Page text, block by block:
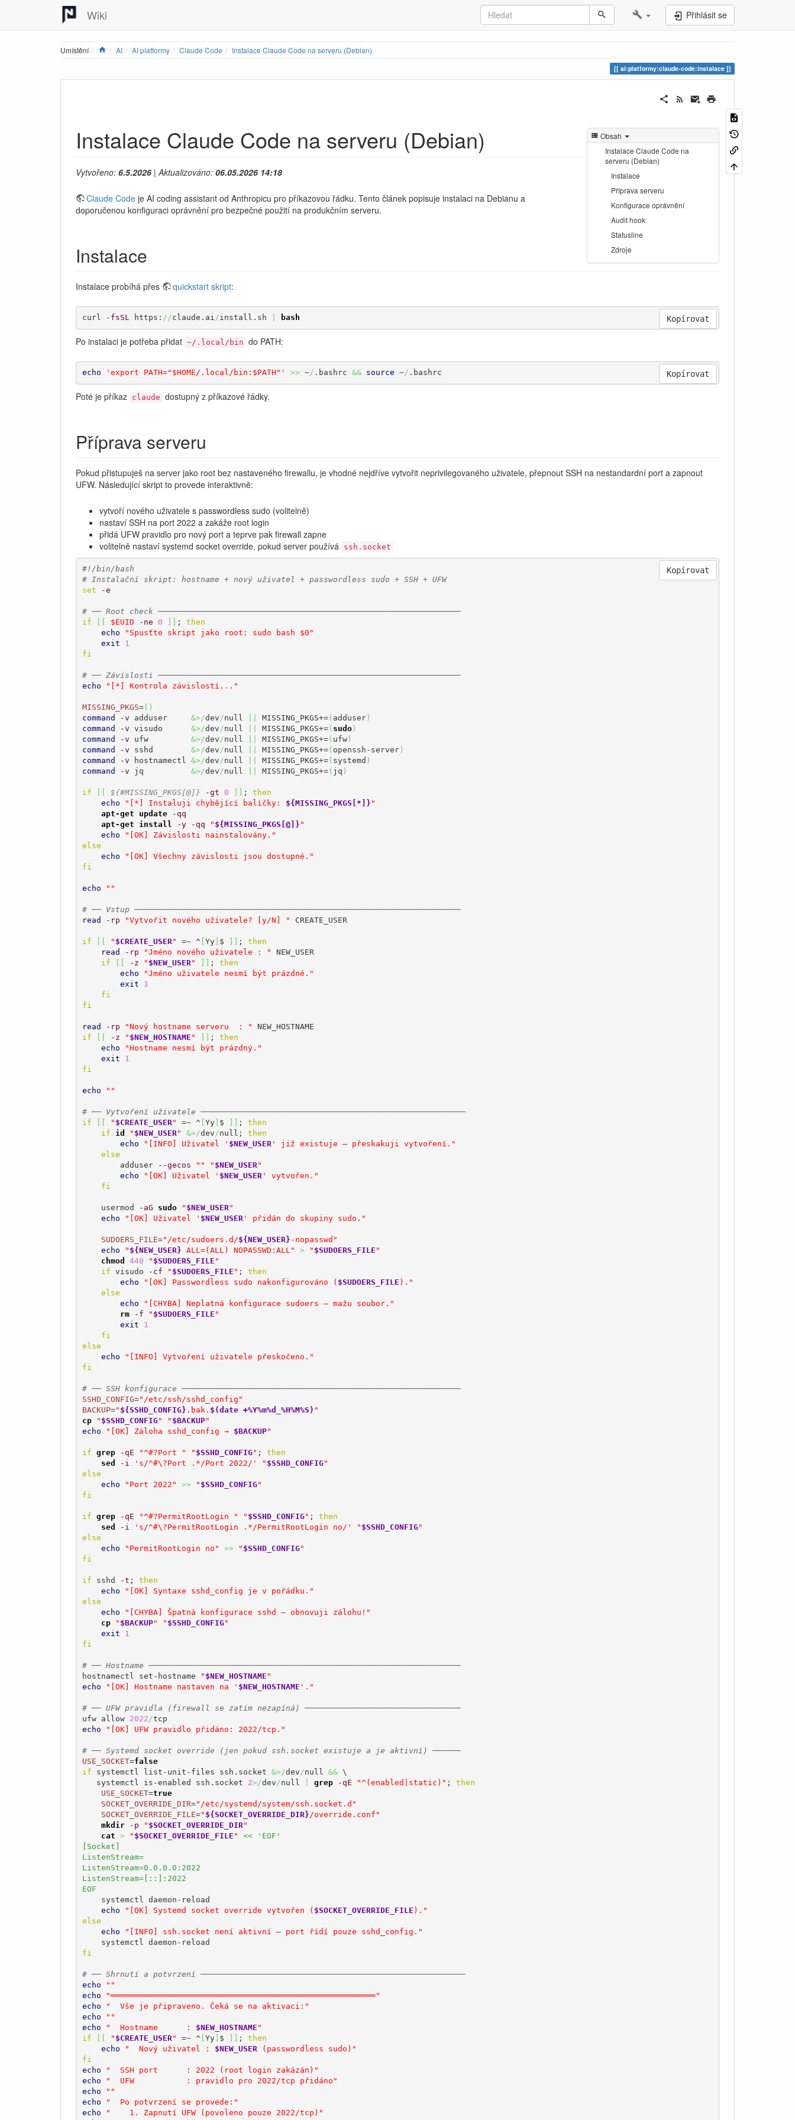
Wiki Přihlásit se
Umístění Home
AI AI platformy Claude Code Instalace Claude Code na serveru (Debian)
ai:platformy:claude-code:instalace
Obsah
Instalace Claude Code na
serveru (Debian)
Instalace
Příprava serveru
Konfigurace oprávnění
Audit hook
Statusline
Zdroje
Instalace Claude Code na serveru (Debian)
Vytvořeno: 6.5.2026 | Aktualizováno: 06.05.2026 14:18
Claude Code je AI coding assistant od Anthropicu pro příkazovou řádku. Tento článek popisuje instalaci na Debianu a
doporučenou konfiguraci oprávnění pro bezpečné použití na produkčním serveru.
Instalace
Instalace probíhá přes quickstart skript:
curl -fsSL https: //claude.ai/install.sh bash Kopírovat
Po instalaci je potřeba přidat ~/.local/bin do PATH:
echo 'export PATH="$HOME/.local/bin:$PATH"' >> ~/ .bashrc && source ~/ .bashrc Kopírovat
Poté je příkaz claude dostupný z příkazové řádky.
Příprava serveru
Pokud přistupuješ na server jako root bez nastaveného firewallu, je vhodné nejdříve vytvořit neprivilegovaného uživatele, přepnout SSH na nestandardní port a zapnout
UFW. Následující skript to provede interaktivně:
vytvoří nového uživatele s passwordless sudo (volitelně)
nastaví SSH na port 2022 a zakáže root login
přidá UFW pravidlo pro nový port a teprve pak firewall zapne
volitelně nastaví systemd socket override, pokud server používá
ssh.socket
#!/bin/bash
# Instalační skript: hostname + nový uživatel + passwordless sudo + SSH + UFW
set
-e
# ── Root check ────────────────────────────────────────────────────────────────
if
$EUID -ne 0 ; then
echo
"Spusťte skript jako root: sudo bash $0"
exit
1
fi
# ── Závislosti ────────────────────────────────────────────────────────────────
echo
"[*] Kontrola závislostí..."
MISSING_PKGS=( )
command
-v adduser &>/dev/null MISSING_PKGS+=( adduser)
command
-v visudo &>/dev/null MISSING_PKGS+=( sudo)
command
-v ufw &>/dev/null MISSING_PKGS+=( ufw)
command
-v sshd &>/dev/null MISSING_PKGS+=( openssh-server)
command
-v hostnamectl &>/dev/null MISSING_PKGS+=( systemd )
command
-v jq &>/dev/null MISSING_PKGS+=( jq )
if ${#MISSING_PKGS[@]} -gt 0 ; then
echo
"[*] Instaluji chybějící balíčky: ${MISSING_PKGS[*]} "
apt-get update
-qq
apt-get install
-y -qq " ${MISSING_PKGS[@]} "
echo
"[OK] Závislosti nainstalovány."
else
echo
"[OK] Všechny závislosti jsou dostupné."
fi
echo ""
# ── Vstup ─────────────────────────────────────────────────────────────────────
read
-rp "Vytvořit nového uživatele? [y/N] " CREATE_USER
if " $CREATE_USER" =~ ^ Yy] $ ; then
read
-rp "Jméno nového uživatele : " NEW_USER
if
-z " $NEW_USER" ; then
echo
"Jméno uživatele nesmí být prázdné."
exit
1
fi
fi
read -rp "Nový hostname serveru  : "
if
-z " $NEW_HOSTNAME " ; then
echo
"Hostname nesmí být prázdný."
exit
1
fi
echo ""
# ── Vytvoření uživatele ────────────────────────────────────────────────────────
if
" $CREATE_USER" =~ ^ Yy] $ ; then
if
id " $NEW_USER" &>/dev/null; then
echo
"[INFO] Uživatel ' $NEW_USER' již existuje – přeskakuji vytvoření."
else
        adduser
--gecos "" " $NEW_USER"
echo
"[OK] Uživatel ' $NEW_USER' vytvořen."
fi
    usermod
-aG sudo " $NEW_USER"
echo
"[OK] Uživatel ' $NEW_USER' přidán do skupiny sudo."
SUDOERS_FILE="/etc/sudoers.d/${NEW_USER} -nopasswd"
echo
" ${NEW_USER} ALL=(ALL) NOPASSWD:ALL" > " $SUDOERS_FILE "
chmod
440 " $SUDOERS_FILE "
if visudo -cf " $SUDOERS_FILE " ; then
echo
"[OK] Passwordless sudo nakonfigurováno ( $SUDOERS_FILE )."
else
echo
"[CHYBA] Neplatná konfigurace sudoers – mažu soubor."
rm
-f " $SUDOERS_FILE "
exit
1
fi
else
echo
"[INFO] Vytvoření uživatele přeskočeno."
fi
# ── SSH konfigurace ───────────────────────────────────────────────────────────
SSHD_CONFIG="/etc/ssh/sshd_config"
BACKUP=" ${SSHD_CONFIG} .bak. $(date +%Y%m%d_%H%M%S) "
cp
" $SSHD_CONFIG" " $BACKUP"
echo
"[OK] Záloha sshd_config → $BACKUP"
if grep -qE "^#?Port " " $SSHD_CONFIG" ; then
sed
-i 's/^#\?Port .*/Port 2022/' " $SSHD_CONFIG"
else
echo
"Port 2022" >> " $SSHD_CONFIG"
fi
if grep -qE "^#?PermitRootLogin " " $SSHD_CONFIG" ; then
sed
-i 's/^#\?PermitRootLogin .*/PermitRootLogin no/' " $SSHD_CONFIG"
else
echo
"PermitRootLogin no" >> " $SSHD_CONFIG"
fi
if sshd -t ; then
echo
"[OK] Syntaxe sshd_config je v pořádku."
else
echo
"[CHYBA] Špatná konfigurace sshd – obnovuji zálohu!"
cp
" $BACKUP" " $SSHD_CONFIG"
exit
1
fi
# ── Hostname ──────────────────────────────────────────────────────────────────
hostnamectl set-hostname
" $NEW_HOSTNAME "
echo
"[OK] Hostname nastaven na ' $NEW_HOSTNAME '."
# ── UFW pravidla (firewall se zatím nezapíná) ─────────────────────────────────
ufw allow 2022/
echo
"[OK] UFW pravidlo přidáno: 2022/tcp."
# ── Systemd socket override (jen pokud ssh.socket existuje a je aktivní) ──────
USE_SOCKET=false
if systemctl list-unit-files ssh.socket &>/dev/null && \
   systemctl is-enabled ssh.socket
2>/dev/null grep -qE "^(enabled|static)" ; then
USE_SOCKET=true
SOCKET_OVERRIDE_DIR="/etc/systemd/system/ssh.socket.d"
SOCKET_OVERRIDE_FILE=" ${SOCKET_OVERRIDE_DIR}/override.conf"
mkdir
-p " $SOCKET_OVERRIDE_DIR"
cat > " $SOCKET_OVERRIDE_FILE "
<< 'EOF'
[Socket]
ListenStream=
ListenStream=0.0.0.0:2022
ListenStream=[::]:2022
EOF
echo
"[OK] Systemd socket override vytvořen ( $SOCKET_OVERRIDE_FILE )."
else
echo
"[INFO] ssh.socket není aktivní – port řídí pouze sshd_config."
fi
# ── Shrnutí a potvrzení ────────────────────────────────────────────────────────
echo
""
echo
"════════════════════════════════════════════════════════"
echo
"  Vše je připraveno. Čeká se na aktivaci:"
echo
""
echo
"  Hostname      : $NEW_HOSTNAME "
if
" $CREATE_USER" =~ ^ Yy] $ ; then
echo
"  Nový uživatel : $NEW_USER (passwordless sudo)"
fi
echo
"  SSH port      : 2022 (root login zakázán)"
echo
"  UFW           : pravidlo pro 2022/tcp přidáno"
echo
""
echo
"  Po potvrzení se provede:"
echo
"    1. Zapnutí UFW (povoleno pouze 2022/tcp)"
Kopírovat